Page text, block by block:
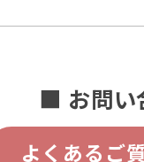
■ お問い
よくあるご